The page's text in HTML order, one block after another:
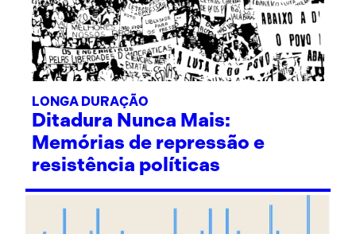
LONGA DURAÇÃO
Ditadura Nunca Mais:
Memórias de repressão e
resistência políticas